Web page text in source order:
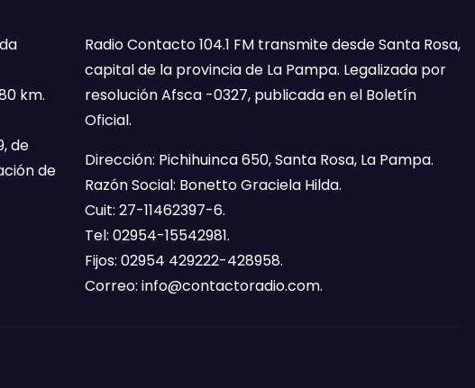
km.
de
de
Radio Contacto 104.1 FM transmite desde Santa Rosa,
capital de la provincia de La Pampa. Legalizada por
resolución Afsca -0327, publicada en el Boletín
Oficial.
Dirección: Pichihuinca 650, Santa Rosa, La Pampa.
Razón Social: Bonetto Graciela Hilda.
Cuit: 27-11462397-6.
Tel: 02954-15542981.
Fijos: 02954 429222-428958.
Correo: info@contactoradio.com.